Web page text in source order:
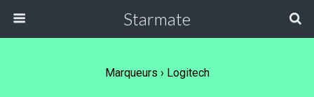
Starmate
Marqueurs › Logitech